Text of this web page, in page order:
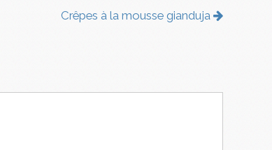
Crêpes à la mousse gianduja